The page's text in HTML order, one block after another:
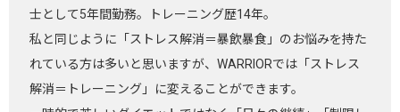
士として5年間勤務。トレーニング歴14年。
私と同じように「ストレス解消＝暴飲暴食」のお悩みを持た
れている方は多いと思いますが、WARRIORでは「ストレス
解消＝トレーニング」に変えることができます。